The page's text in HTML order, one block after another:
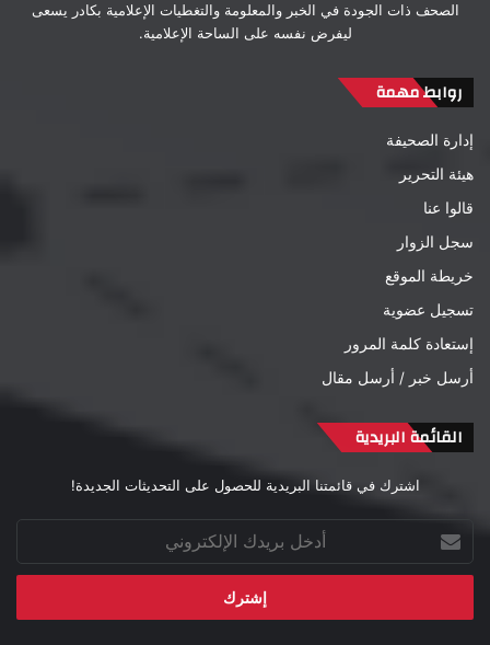
الصحف ذات الجودة في الخبر والمعلومة والتغطيات الإعلامية بكادر يسعى
ليفرض نفسه على الساحة الإعلامية.
روابط مهمة
إدارة الصحيفة
هيئة التحرير
قالوا عنا
سجل الزوار
خريطة الموقع
تسجيل عضوية
إستعادة كلمة المرور
أرسل خبر / أرسل مقال
القائمة البريدية
اشترك في قائمتنا البريدية للحصول على التحديثات الجديدة!
بريدك
الإلكتروني